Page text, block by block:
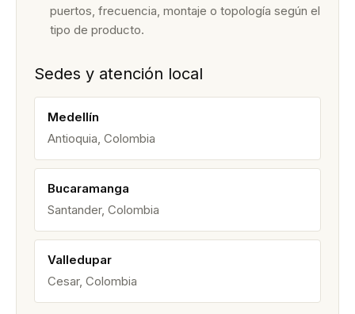
puertos, frecuencia, montaje o topología según el
tipo de producto.
Sedes y atención local
Medellín
Antioquia, Colombia
Bucaramanga
Santander, Colombia
Valledupar
Cesar, Colombia